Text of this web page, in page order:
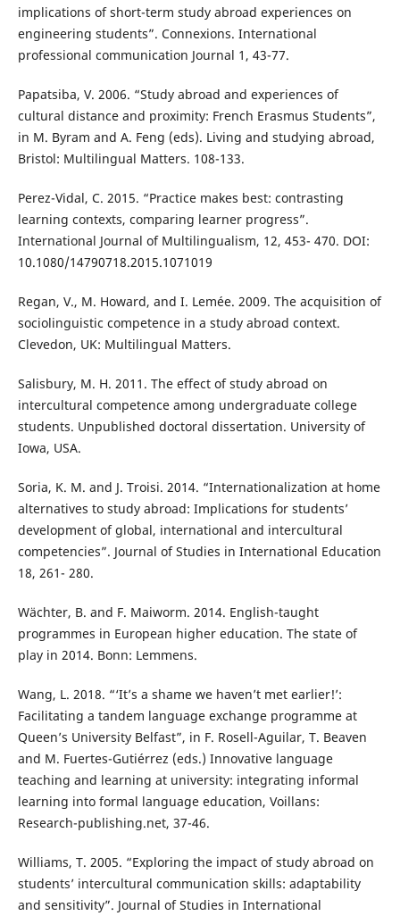
implications of short-term study abroad experiences on
engineering students”. Connexions. International
professional communication Journal 1, 43-77.
Papatsiba, V. 2006. “Study abroad and experiences of
cultural distance and proximity: French Erasmus Students”,
in M. Byram and A. Feng (eds). Living and studying abroad,
Bristol: Multilingual Matters. 108-133.
Perez-Vidal, C. 2015. “Practice makes best: contrasting
learning contexts, comparing learner progress”.
International Journal of Multilingualism, 12, 453- 470. DOI:
10.1080/14790718.2015.1071019
Regan, V., M. Howard, and I. Lemée. 2009. The acquisition of
sociolinguistic competence in a study abroad context.
Clevedon, UK: Multilingual Matters.
Salisbury, M. H. 2011. The effect of study abroad on
intercultural competence among undergraduate college
students. Unpublished doctoral dissertation. University of
Iowa, USA.
Soria, K. M. and J. Troisi. 2014. “Internationalization at home
alternatives to study abroad: Implications for students’
development of global, international and intercultural
competencies”. Journal of Studies in International Education
18, 261- 280.
Wächter, B. and F. Maiworm. 2014. English-taught
programmes in European higher education. The state of
play in 2014. Bonn: Lemmens.
Wang, L. 2018. “‘It’s a shame we haven’t met earlier!’:
Facilitating a tandem language exchange programme at
Queen’s University Belfast”, in F. Rosell-Aguilar, T. Beaven
and M. Fuertes-Gutiérrez (eds.) Innovative language
teaching and learning at university: integrating informal
learning into formal language education, Voillans:
Research-publishing.net, 37-46.
Williams, T. 2005. “Exploring the impact of study abroad on
students’ intercultural communication skills: adaptability
and sensitivity”. Journal of Studies in International